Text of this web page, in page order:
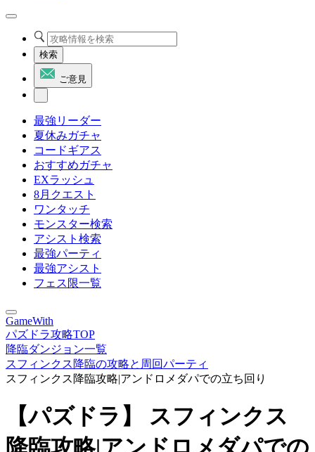
検索
ご意見
最強リーダー
夏休みガチャ
コードギアス
おすすめガチャ
EXラッシュ
8月クエスト
ワンタッチ
モンスター検索
アシスト検索
最強パーティ
最強アシスト
フェス限一覧
GameWith
パズドラ攻略TOP
降臨ダンジョン一覧
スフィンクス降臨の攻略と周回パーティ
スフィンクス降臨攻略|アンドロメダパでの立ち回り
【パズドラ】 スフィンクス